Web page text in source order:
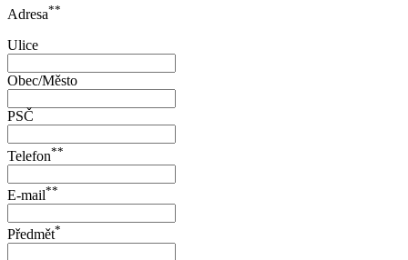
Adresa**
Ulice
Obec/Město
PSČ
Telefon**
E-mail**
Předmět*